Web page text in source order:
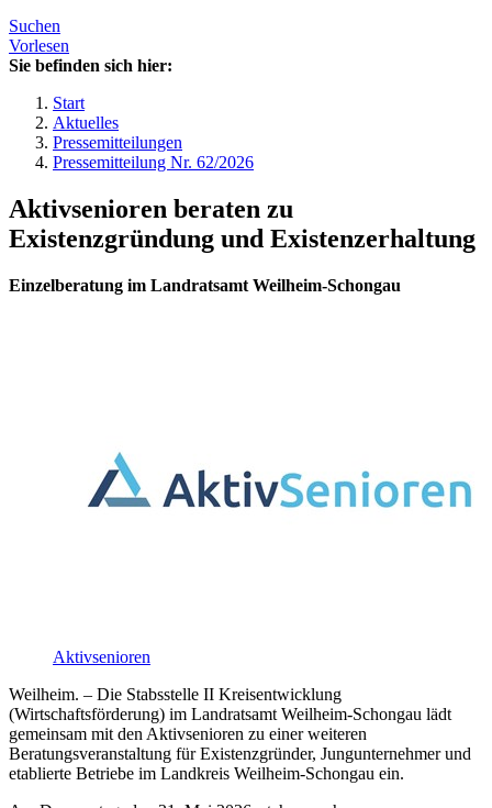
Suchen
Vorlesen
Sie befinden sich hier:
Start
Aktuelles
Pressemitteilungen
Pressemitteilung Nr. 62/2026
Aktivsenioren beraten zu
Existenzgründung und Existenzerhaltung
Einzelberatung im Landratsamt Weilheim-Schongau
Aktivsenioren
Weilheim. – Die Stabsstelle II Kreisentwicklung
(Wirtschaftsförderung) im Landratsamt Weilheim-Schongau lädt
gemeinsam mit den Aktivsenioren zu einer weiteren
Beratungsveranstaltung für Existenzgründer, Jungunternehmer und
etablierte Betriebe im Landkreis Weilheim-Schongau ein.